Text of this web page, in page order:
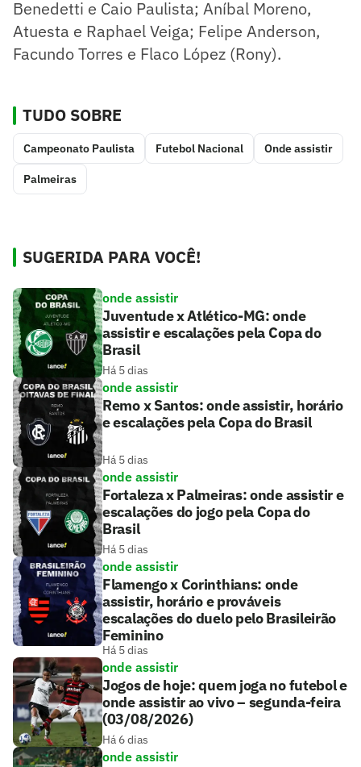
Benedetti e Caio Paulista; Aníbal Moreno,
Atuesta e Raphael Veiga; Felipe Anderson,
Facundo Torres e Flaco López (Rony).
TUDO SOBRE
Campeonato Paulista Futebol Nacional Onde assistir
Palmeiras
SUGERIDA PARA VOCÊ!
onde assistir
Juventude x Atlético-MG: onde
assistir e escalações pela Copa do
Brasil
Há 5 dias
onde assistir
Remo x Santos: onde assistir, horário
e escalações pela Copa do Brasil
Há 5 dias
onde assistir
Fortaleza x Palmeiras: onde assistir e
escalações do jogo pela Copa do
Brasil
Há 5 dias
onde assistir
Flamengo x Corinthians: onde
assistir, horário e prováveis
escalações do duelo pelo Brasileirão
Feminino
Há 5 dias
onde assistir
Jogos de hoje: quem joga no futebol e
onde assistir ao vivo – segunda-feira
(03/08/2026)
Há 6 dias
onde assistir